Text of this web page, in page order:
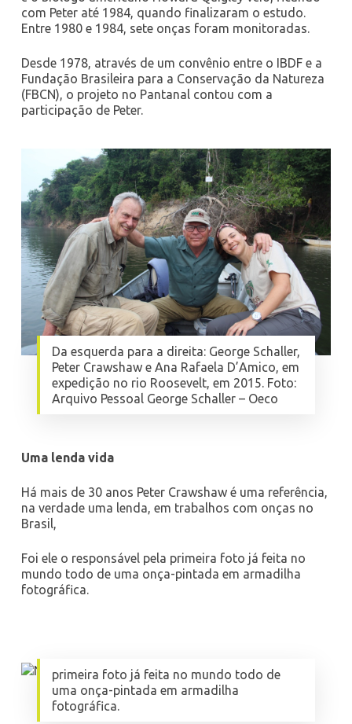
com Peter até 1984, quando finalizaram o estudo.
Entre 1980 e 1984, sete onças foram monitoradas.
Desde 1978, através de um convênio entre o IBDF e a
Fundação Brasileira para a Conservação da Natureza
(FBCN), o projeto no Pantanal contou com a
participação de Peter.
Da esquerda para a direita: George Schaller,
Peter Crawshaw e Ana Rafaela D’Amico, em
expedição no rio Roosevelt, em 2015. Foto:
Arquivo Pessoal George Schaller – Oeco
Uma lenda vida
Há mais de 30 anos Peter Crawshaw é uma referência,
na verdade uma lenda, em trabalhos com onças no
Brasil,
Foi ele o responsável pela primeira foto já feita no
mundo todo de uma onça-pintada em armadilha
fotográfica.
primeira foto já feita no mundo todo de
uma onça-pintada em armadilha
fotográfica.